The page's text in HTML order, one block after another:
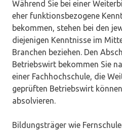
Während Sie bei einer
eher funktionsbezogene
bekommen, stehen bei den
diejenigen Kenntnisse im
Branchen beziehen. Den
Betriebswirt bekommen Sie
einer Fachhochschule, die
geprüften Betriebswirt
absolvieren.
Bildungsträger wie